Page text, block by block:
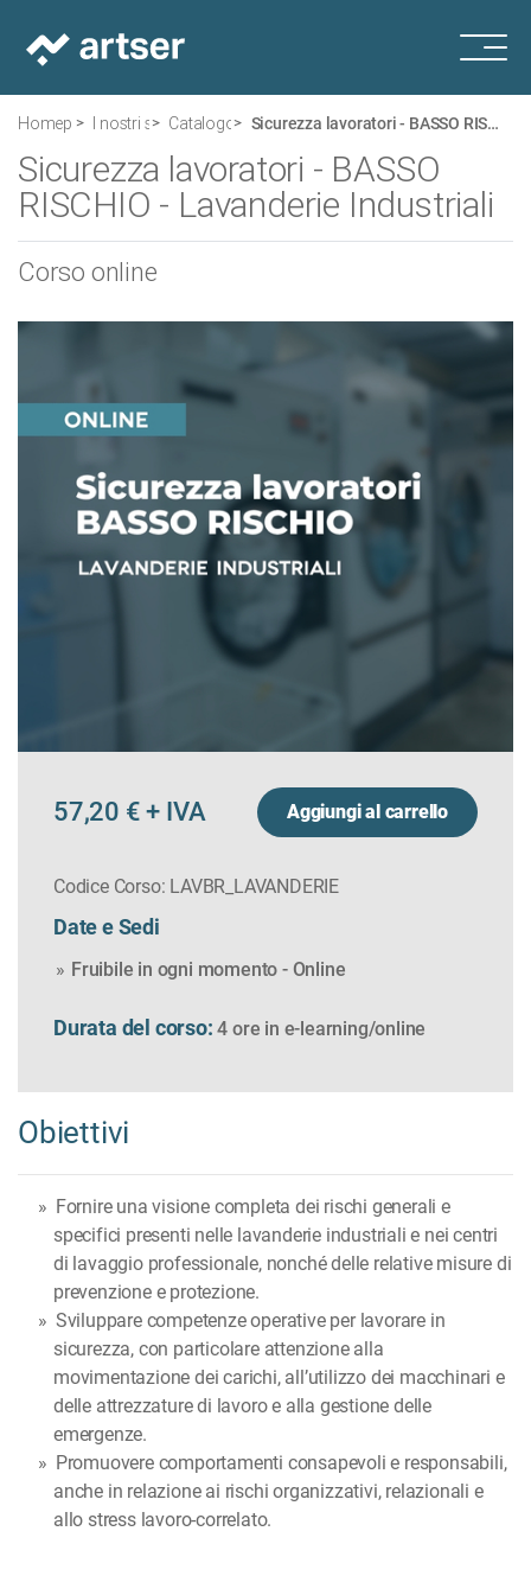
HomepageI nostri serviziCatalogo corsi Sicurezza lavoratori - BASSO RISCHIO - Lavanderie Industriali
Sicurezza lavoratori - BASSO
RISCHIO - Lavanderie Industriali
Corso online
57,20 € + IVA Aggiungi al carrello
Codice Corso: LAVBR_LAVANDERIE
Date e Sedi
Fruibile in ogni momento - Online
Durata del corso:4 ore in e-learning/online
Obiettivi
Fornire una visione completa dei rischi generali e
specifici presenti nelle lavanderie industriali e nei centri
di lavaggio professionale, nonché delle relative misure di
prevenzione e protezione.
Sviluppare competenze operative per lavorare in
sicurezza, con particolare attenzione alla
movimentazione dei carichi, all’utilizzo dei macchinari e
delle attrezzature di lavoro e alla gestione delle
emergenze.
Promuovere comportamenti consapevoli e responsabili,
anche in relazione ai rischi organizzativi, relazionali e
allo stress lavoro-correlato.